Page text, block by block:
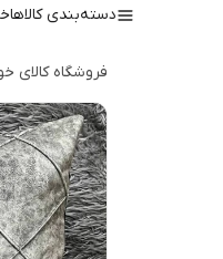
دسته‌بندی کالاها
فروشگاه کالای